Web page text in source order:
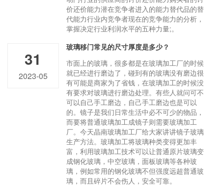
价还价能力潜在竞争者进入的能力替代品的替
代能力行业内竞争者现在的竞争能力的分析，
掌握决定行业利润水平的五种力量;。
31
2023-05
玻璃移门常见的尺寸厚度是多少？
市面上的玻璃，很多都是在玻璃加工厂的时候
就已经进行磨边了，碰到有的玻璃没有磨边很
有可能是商家为了省钱，在玻璃加工的时候没
有要求对玻璃进行磨边处理。有些人就问可不
可以自己手工磨边，自己手工磨边也是可以
的。镜子是我们日常生活中必不可少的物品，
而要将普通玻璃加工成镜子则需要玻璃加工
厂。今天晶南玻璃加工厂给大家讲讲镜子玻璃
生产方法。玻璃加工将玻璃种类变得更加丰
富，利用玻璃加工技术可以让普通原片玻璃变
成钢化玻璃，中空玻璃，面板玻璃等各种玻
璃，例如常用的钢化玻璃不但强度远超普通玻
璃，而且碎片不会伤人，安全可靠。